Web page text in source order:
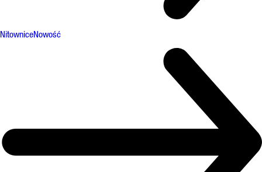
NitowniceNowość